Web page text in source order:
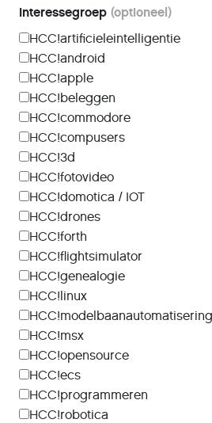
Interessegroep (optioneel)
HCC!artificieleintelligentie
HCC!android
HCC!apple
HCC!beleggen
HCC!commodore
HCC!compusers
HCC!3d
HCC!fotovideo
HCC!domotica / IOT
HCC!drones
HCC!forth
HCC!flightsimulator
HCC!genealogie
HCC!linux
HCC!modelbaanautomatisering
HCC!msx
HCC!opensource
HCC!ecs
HCC!programmeren
HCC!robotica